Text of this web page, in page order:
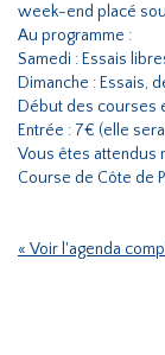
week-end placé
Au programme :
Samedi : Essais
Dimanche : Essais,
Début des courses
Entrée : 7€ (elle
Vous êtes attendus
Course de Côte de
« Voir l'agenda